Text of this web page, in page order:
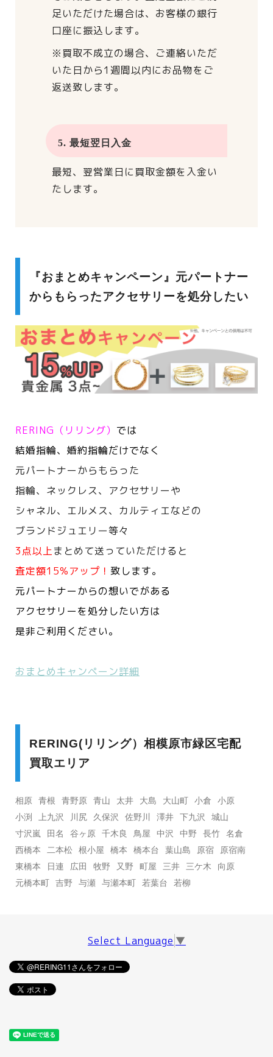
足いただけた場合は、 お客様の銀行
口座に振込します。
※買取不成立の場合、 ご連絡いただ
いた日から1週間以内にお品物をご
返送致します。
5. 最短翌日入金
最短、翌営業日に買取金額を入金い
たします。
『おまとめキャンペーン』元パートナー
からもらったアクセサリーを処分したい
RERING（リリング） では
結婚指輪、婚約指輪だけでなく
元パートナーからもらった
指輪、ネックレス、アクセサリーや
シャネル、エルメス、カルティエなどの
ブランドジュエリー等々
3点以上まとめて送っていただけると
査定額15%アップ！ 致します。
元パートナーからの想いでがある
アクセサリーを処分したい方は
是非ご利用ください。
おまとめキャンペーン詳細
RERING(リリング）相模原市緑区宅配
買取エリア
相原 青根 青野原 青山 太井 大島 大山町 小倉
小原
小渕
上九沢 川尻 久保沢 佐野川 澤井 下九沢
城山
寸沢嵐
田名 谷ヶ原 千木良 鳥屋 中沢 中野 長竹
名倉
西橋本
二本松 根小屋 橋本 橋本台 葉山島 原宿
原宿南
東橋本
日連 広田 牧野 又野 町屋 三井 三ケ木
向原
元橋本町
吉野 与瀬 与瀬本町 若葉台 若柳
Select Language ▼